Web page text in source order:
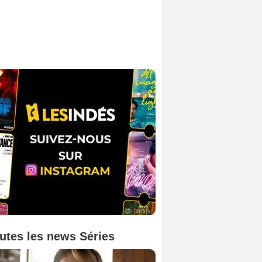
les news Séries